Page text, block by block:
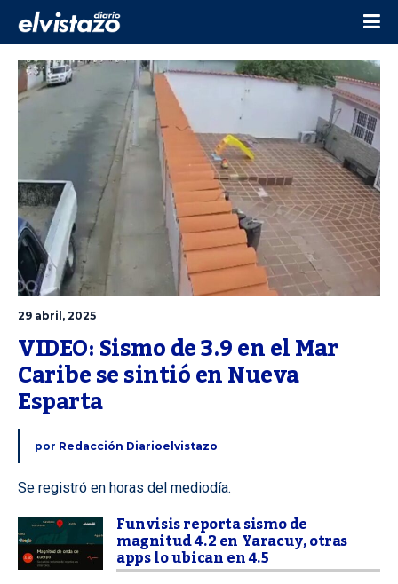
29 abril, 2025
VIDEO: Sismo de 3.9 en el Mar
Caribe se sintió en Nueva
Esparta
por Redacción Diarioelvistazo
Se registró en horas del mediodía.
Funvisis reporta sismo de
magnitud 4.2 en Yaracuy, otras
apps lo ubican en 4.5